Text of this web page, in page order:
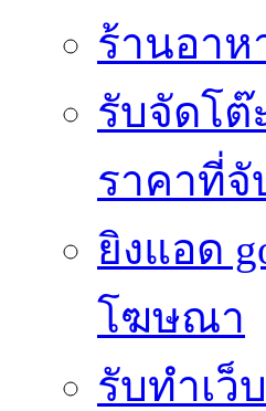
ร้านอาห
รับจัดโต๊
ราคาที่จั
ยิงแอด
โฆษณา
รับทำเว็